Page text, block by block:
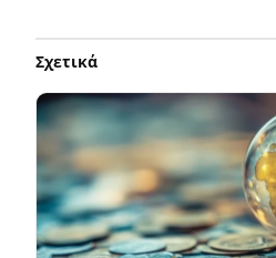
Σχετικά